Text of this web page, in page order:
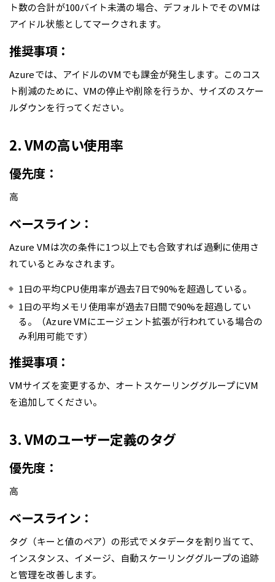
ト数の合計が100バイト未満の場合、デフォルトでそのVMは
アイドル状態としてマークされます。
推奨事項：
Azureでは、アイドルのVMでも課金が発生します。このコス
ト削減のために、VMの停止や削除を行うか、サイズのスケー
ルダウンを行ってください。
2. VMの高い使用率
優先度：
高
ベースライン：
Azure VMは次の条件に1つ以上でも合致すれば過剰に使用さ
れているとみなされます。
1日の平均CPU使用率が過去7日で90%を超過している。
1日の平均メモリ使用率が過去7日間で90%を超過してい
る。（Azure VMにエージェント拡張が行われている場合の
み利用可能です）
推奨事項：
VMサイズを変更するか、オートスケーリンググループにVM
を追加してください。
3. VMのユーザー定義のタグ
優先度：
高
ベースライン：
タグ（キーと値のペア）の形式でメタデータを割り当てて、
インスタンス、イメージ、自動スケーリンググループの追跡
と管理を改善します。